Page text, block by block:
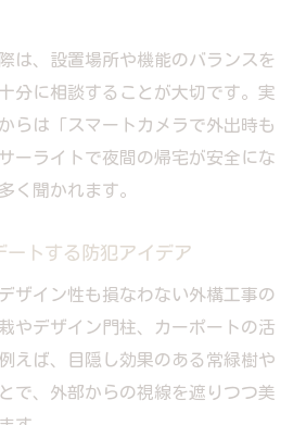
は、設置場所や機能のバランスを
分に相談することが大切です。実
らは「スマートカメラで外出時も
ーライトで夜間の帰宅が安全にな
く聞かれます。
ートする防犯アイデア
ザイン性も損なわない外構工事の
やデザイン門柱、カーポートの活
えば、目隠し効果のある常緑樹や
で、外部からの視線を遮りつつ美